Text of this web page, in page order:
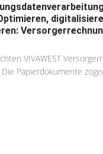
VIVAWEST
Papierdokumente